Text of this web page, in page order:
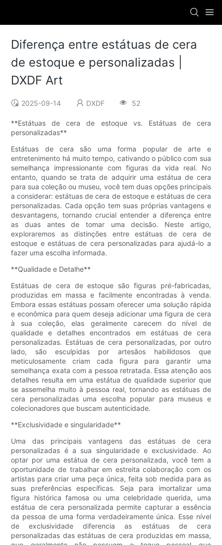
Diferença entre estátuas de cera
de estoque e personalizadas |
DXDF Art
2025-09-14 DXDF 52
**Estátuas de cera de estoque vs. Estátuas de cera
personalizadas**
Estátuas de cera são uma forma popular de arte e
entretenimento há muito tempo, cativando o público com sua
semelhança impressionante com figuras da vida real. No
entanto, quando se trata de adquirir uma estátua de cera
para sua coleção ou museu, você tem duas opções principais
a considerar: estátuas de cera de estoque e estátuas de cera
personalizadas. Cada opção tem suas próprias vantagens e
desvantagens, tornando crucial entender a diferença entre
as duas antes de tomar uma decisão. Neste artigo,
exploraremos as distinções entre estátuas de cera de
estoque e estátuas de cera personalizadas para ajudá-lo a
fazer uma escolha informada.
**Qualidade e Detalhe**
Estátuas de cera de estoque são figuras pré-fabricadas,
produzidas em massa e facilmente encontradas à venda.
Embora essas estátuas possam oferecer uma solução rápida
e econômica para quem deseja adicionar uma figura de cera
à sua coleção, elas geralmente carecem do nível de
qualidade e detalhes encontrados em estátuas de cera
personalizadas. Estátuas de cera personalizadas, por outro
lado, são esculpidas por artesãos habilidosos que
meticulosamente criam cada figura para garantir uma
semelhança exata com a pessoa retratada. Essa atenção aos
detalhes resulta em uma estátua de qualidade superior que
se assemelha muito à pessoa real, tornando as estátuas de
cera personalizadas uma escolha popular para museus e
colecionadores que buscam autenticidade.
**Exclusividade e singularidade**
Uma das principais vantagens das estátuas de cera
personalizadas é a sua singularidade e exclusividade. Ao
optar por uma estátua de cera personalizada, você tem a
oportunidade de trabalhar em estreita colaboração com os
artistas para criar uma peça única, feita sob medida para as
suas preferências específicas. Seja para imortalizar uma
figura histórica famosa ou uma celebridade querida, uma
estátua de cera personalizada permite capturar a essência
da pessoa de uma forma verdadeiramente única. Esse nível
de exclusividade diferencia as estátuas de cera
personalizadas das estátuas de cera produzidas em massa,